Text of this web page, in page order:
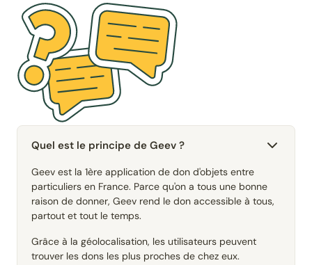
Quel est le principe de Geev ?
Geev est la 1ère application de don d'objets entre
particuliers en France. Parce qu'on a tous une bonne
raison de donner, Geev rend le don accessible à tous,
partout et tout le temps.
Grâce à la géolocalisation, les utilisateurs peuvent
trouver les dons les plus proches de chez eux.